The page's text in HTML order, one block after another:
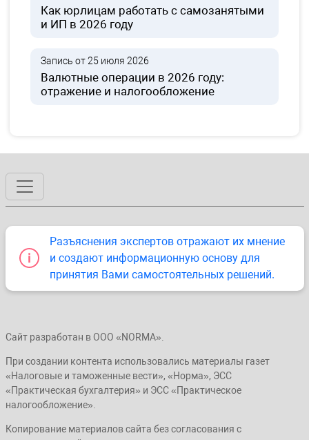
Как юрлицам работать с самозанятыми
и ИП в 2026 году
Запись от 25 июля 2026
Валютные операции в 2026 году:
отражение и налогообложение
Разъяснения экспертов отражают их мнение
и создают информационную основу для
принятия Вами самостоятельных решений.
Сайт разработан в ООО «NORMA».
При создании контента использовались материалы газет
«Налоговые и таможенные вести», «Норма», ЭСС
«Практическая бухгалтерия» и ЭСС «Практическое
налогообложение».
Копирование материалов сайта без согласования с